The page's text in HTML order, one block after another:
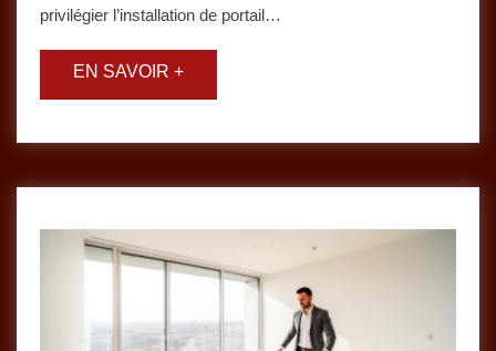
privilégier l’installation de portail…